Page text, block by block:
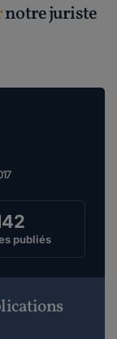
notre juriste
publiés